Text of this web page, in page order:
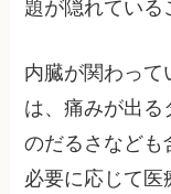
題が隠れている
内臓が関わって
は、痛みが出る
のだるさなども
必要に応じて医